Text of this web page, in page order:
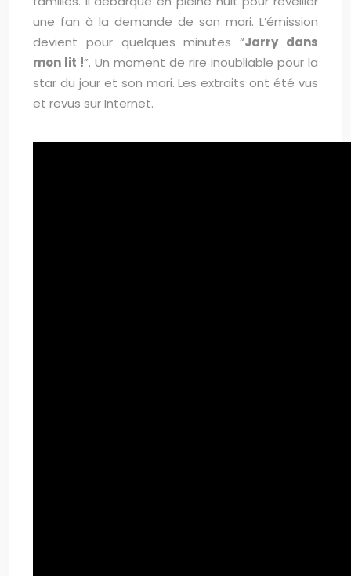
une fan à la demande de son mari. L’émission
devient pour quelques minutes “Jarry dans
mon lit !”. Un moment de rire inoubliable pour la
star du jour et son mari. Les extraits ont été vus
et revus sur Internet.